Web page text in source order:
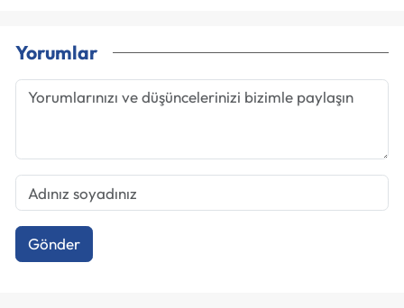
Yorumlar
Gönder